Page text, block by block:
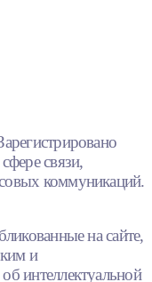
связи,
коммуникаций.
на сайте,
и
интеллектуальной